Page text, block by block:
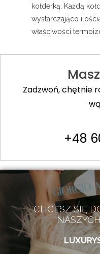
kołderką. Każdą
wystarczająco
właściwości
Zadzwoń, chętnie
+48
CHCESZ SIĘ